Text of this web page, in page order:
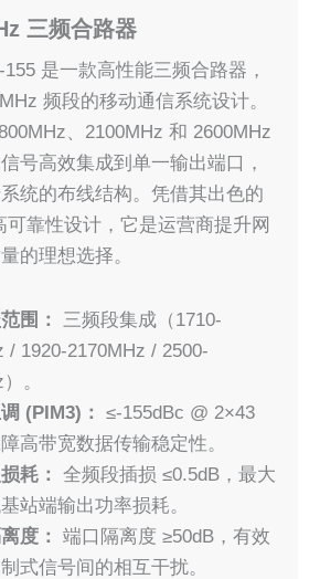
三频合路器
是一款高性能三频合路器，
频段的移动通信系统设计。
、2100MHz 和 2600MHz
号高效集成到单一输出端口，
统的布线结构。凭借其出色的
靠性设计，它是运营商提升网
的理想选择。
围：
三频段集成（1710-
/ 1920-2170MHz / 2500-
。
(PIM3)：
≤-155dBc @ 2×43
高带宽数据传输稳定性。
耗：
全频段插损 ≤0.5dB，最大
站端输出功率损耗。
度：
端口隔离度 ≥50dB，有效
式信号间的相互干扰。